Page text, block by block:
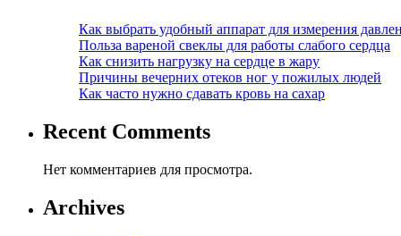
Как выбрать удобный аппарат для измерения
Польза вареной свеклы для работы слабого сердца
Как снизить нагрузку на сердце в жару
Причины вечерних отеков ног у пожилых людей
Как часто нужно сдавать кровь на сахар
Recent Comments
Нет комментариев для просмотра.
Archives